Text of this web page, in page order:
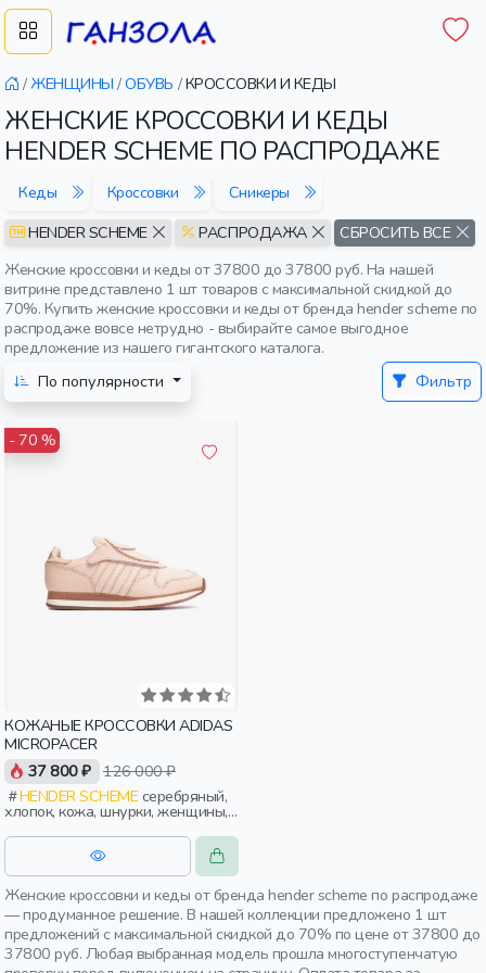
/ ЖЕНЩИНЫ /ОБУВЬ /КРОССОВКИ И КЕДЫ
ЖЕНСКИЕ КРОССОВКИ И КЕДЫ
HENDER SCHEME ПО РАСПРОДАЖЕ
Кеды Кроссовки
Сникеры
HENDER SCHEME
РАСПРОДАЖА
СБРОСИТЬ ВСЕ
Женские кроссовки и кеды от 37800 до 37800 руб. На нашей
витрине представлено 1 шт товаров с максимальной скидкой до
70%. Купить женские кроссовки и кеды от бренда hender scheme по
распродаже вовсе нетрудно - выбирайте самое выгодное
предложение из нашего гигантского каталога.
По популярности
Фильтр
- 70 %
КОЖАНЫЕ КРОССОВКИ ADIDAS
MICROPACER
37 800 ₽ 126 000 ₽
HENDER SCHEMEсеребряный,
хлопок, кожа, шнурки, женщины,
Женские кроссовки и кеды от бренда hender scheme по распродаже
— продуманное решение. В нашей коллекции предложено 1 шт
предложений с максимальной скидкой до 70% по цене от 37800 до
37800 руб. Любая выбранная модель прошла многоступенчатую